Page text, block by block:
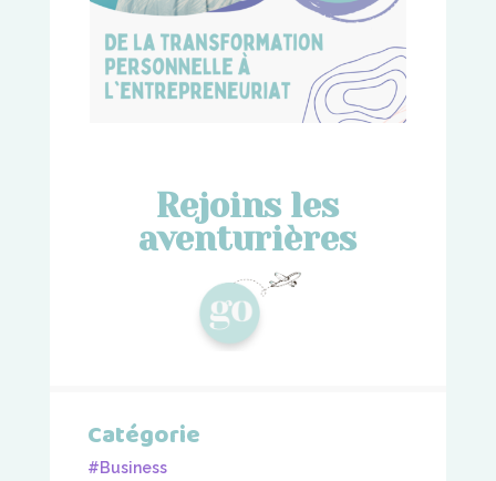
Rejoins les
aventurières
Catégorie
#Business